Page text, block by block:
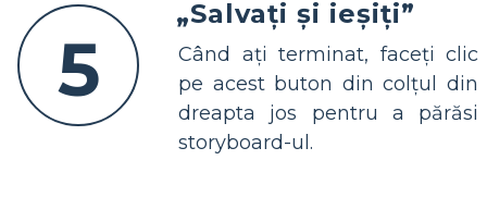
5
„Salvați și ieșiți”
Când ați terminat, faceți clic
pe acest buton din colțul din
dreapta jos pentru a părăsi
storyboard-ul.